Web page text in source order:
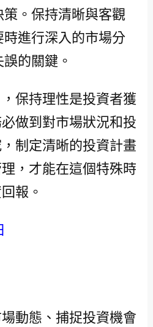
。保持清晰與客觀
進行深入的市場分
的關鍵。
保持理性是投資者獲
做到對市場狀況和投
制定清晰的投資計畫
，才能在這個特殊時
報。
動態、捕捉投資機會